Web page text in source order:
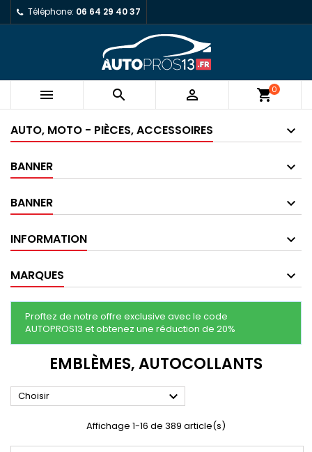
Téléphone: 06 64 29 40 37
   shopping_cart0
AUTO, MOTO - PIÈCES, ACCESSOIRES
BANNER
BANNER
INFORMATION
MARQUES
Proftez de notre offre exclusive avec le code
AUTOPROS13 et obtenez une réduction de 20%
EMBLÈMES, AUTOCOLLANTS
Choisir 
Affichage 1-16 de 389 article(s)